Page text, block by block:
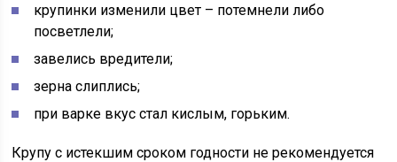
крупинки изменили цвет – потемнели либо
посветлели;
завелись вредители;
зерна слиплись;
при варке вкус стал кислым, горьким.
Крупу с истекшим сроком годности не рекомендуется